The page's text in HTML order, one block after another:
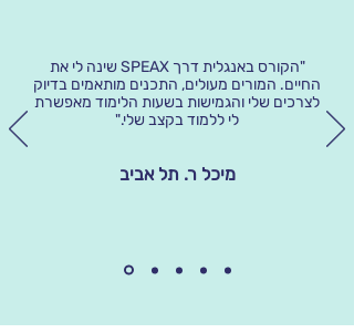
"הקורס באנגלית דרך SPEAX שינה לי את
החיים. המורים מעולים, התכנים מותאמים בדיוק
לצרכים שלי והגמישות בשעות הלימוד מאפשרת
לי ללמוד בקצב שלי."
מיכל ר. תל אביב